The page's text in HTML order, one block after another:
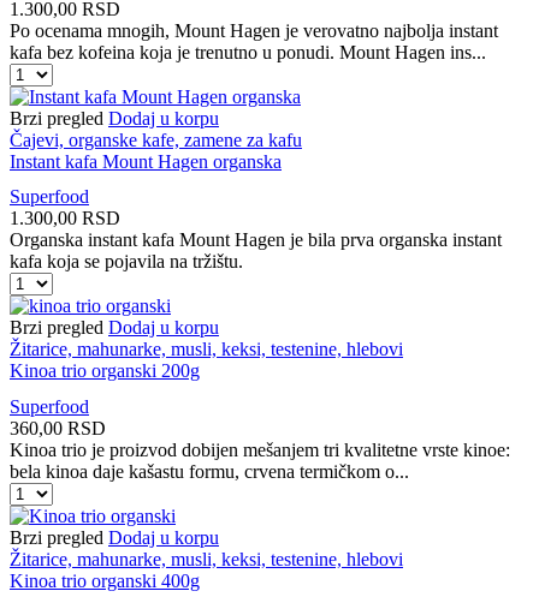
1.300,00 RSD
Po ocenama mnogih, Mount Hagen je verovatno najbolja instant
kafa bez kofeina koja je trenutno u ponudi. Mount Hagen ins...
Instant
kafa
Mount
Hagen
bez
količina
Brzi pregled Dodaj u korpu
Čajevi, organske kafe, zamene za kafu
Instant kafa Mount Hagen organska
Superfood
1.300,00 RSD
Organska instant kafa Mount Hagen je bila prva organska instant
kafa koja se pojavila na tržištu.
Instant
kafa
Mount
Hagen
organska
Brzi pregled Dodaj u korpu
Žitarice, mahunarke, musli, keksi, testenine, hlebovi
Kinoa trio organski 200g
Superfood
360,00 RSD
Kinoa trio je proizvod dobijen mešanjem tri kvalitetne vrste kinoe:
bela kinoa daje kašastu formu, crvena termičkom o...
Kinoa
trio
organski
200g
količina
Brzi pregled Dodaj u korpu
Žitarice, mahunarke, musli, keksi, testenine, hlebovi
Kinoa trio organski 400g